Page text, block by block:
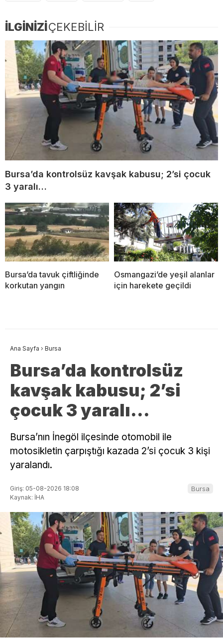
İLGİNİZİÇEKEBİLİR
Bursa’da kontrolsüz kavşak kabusu; 2’si çocuk
3 yaralı…
Bursa’da tavuk çiftliğinde
korkutan yangın
Osmangazi’de yeşil alanlar
için harekete geçildi
Ana Sayfa › Bursa
Bursa’da kontrolsüz
kavşak kabusu; 2’si
çocuk 3 yaralı…
Bursa’nın İnegöl ilçesinde otomobil ile
motosikletin çarpıştığı kazada 2’si çocuk 3 kişi
yaralandı.
Giriş: 05-08-2026 18:08
Kaynak: İHA
Bursa